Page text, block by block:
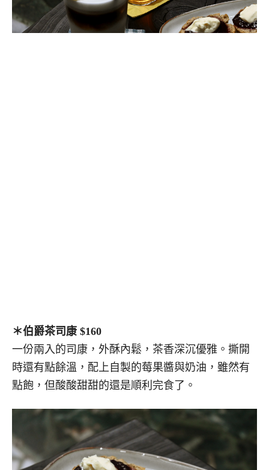
＊伯爵茶司康 $160
一份兩入的司康，外酥內鬆，茶香深沉優雅。撕開
時還有點餘溫，配上自製的莓果醬與奶油，雖然有
點飽，但酸酸甜甜的還是順利完食了。